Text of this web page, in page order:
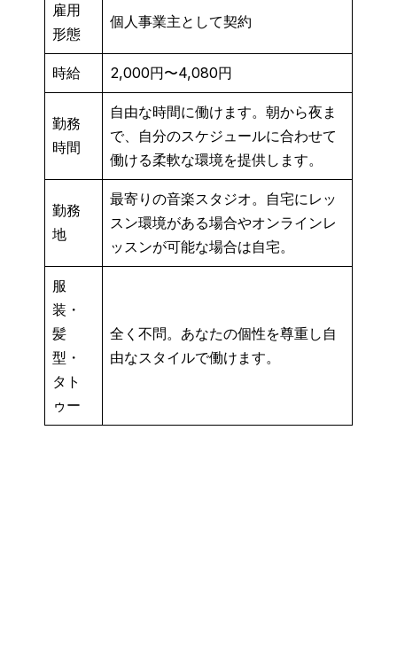
雇用
形態
個人事業主として契約
時給 2,000円〜4,080円
勤務
時間
自由な時間に働けます。朝から夜ま
で、自分のスケジュールに合わせて
働ける柔軟な環境を提供します。
勤務
地
最寄りの音楽スタジオ。自宅にレッ
スン環境がある場合やオンラインレ
ッスンが可能な場合は自宅。
服
装・
髪
型・
タト
ゥー
全く不問。あなたの個性を尊重し自
由なスタイルで働けます。